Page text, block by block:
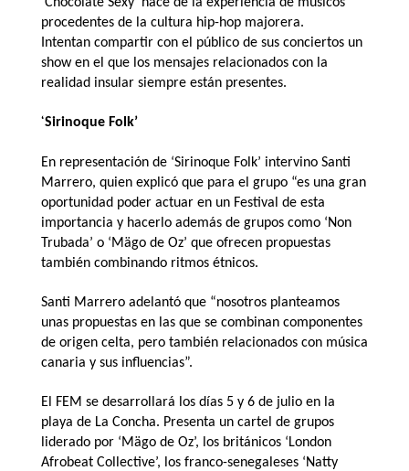
Chocolate Sexy’ nace dela experiencia de músicos
procedentes de la cultura hip-hop majorera.
Intentan compartir con el público de sus conciertos un
show en el que los mensajes relacionados con la
realidad insular siempre están presentes.
‘Sirinoque Folk’
En representación de ‘Sirinoque Folk’ intervino Santi
Marrero, quien explicó que para el grupo “es una gran
oportunidad poder actuar en un Festival de esta
importancia y hacerlo además de grupos como ‘Non
Trubada’ o ‘Mägo de Oz’ que ofrecen propuestas
también combinando ritmos étnicos.
Santi Marrero adelantó que “nosotros planteamos
unas propuestas en las que se combinan componentes
de origen celta, pero también relacionados con música
canaria y sus influencias”.
El FEM se desarrollará los días 5 y 6 de julio en la
playa de La Concha. Presenta un cartel de grupos
liderado por ‘Mägo de Oz’, los británicos ‘London
Afrobeat Collective’, los franco-senegaleses ‘Natty